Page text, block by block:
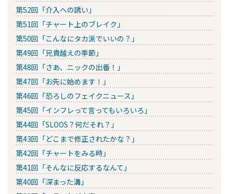
第52回「介入への誘い」
第51回「チャート上のブレイク」
第50回「こんなにタカ派でいいの？」
第49回「兄貴越えの季節」
第48回「さあ、ニックの出番！」
第47回「お先に始めます！」
第46回「恐ろしのフェイクニュース」
第45回「インフレって言ってもいろいろ」
第44回「SLOOS？何だそれ？」
第43回「どこまで修正されたかな？」
第42回「チャートをみる時」
第41回「そんなに反応するなんて」
第40回「深まった溝」